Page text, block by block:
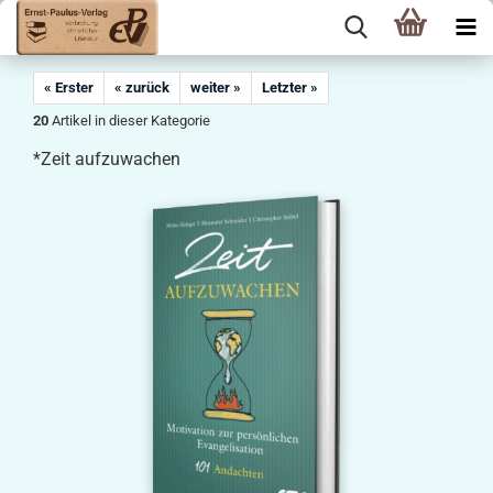
« Erster « zurück weiter »
Letzter »
20 Artikel in dieser Kategorie
*Zeit aufzuwachen